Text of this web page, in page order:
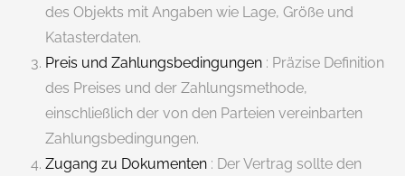
des Objekts mit Angaben wie Lage, Größe und
Katasterdaten.
Preis und Zahlungsbedingungen : Präzise Definition
des Preises und der Zahlungsmethode,
einschließlich der von den Parteien vereinbarten
Zahlungsbedingungen.
Zugang zu Dokumenten : Der Vertrag sollte den